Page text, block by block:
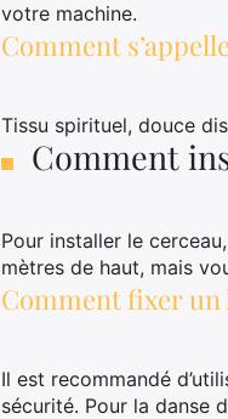
votre machine.
Comment
Tissu spirituel, douce
Comment
Pour installer le
mètres de haut, mais
Comment fixer un
Il est recommandé
sécurité. Pour la danse